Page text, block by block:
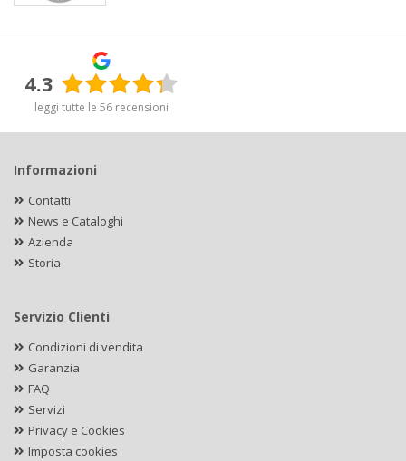
4.3
leggi tutte le 56 recensioni
Informazioni
Contatti
News e Cataloghi
Azienda
Storia
Servizio Clienti
Condizioni di vendita
Garanzia
FAQ
Servizi
Privacy e Cookies
Imposta cookies